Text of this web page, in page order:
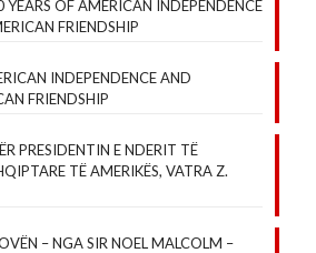
OF AMERICAN INDEPENDENCE
FRIENDSHIP
INDEPENDENCE AND
FRIENDSHIP
PRESIDENTIN E NDERIT TË
TË AMERIKËS, VATRA Z.
– NGA SIR NOEL MALCOLM –